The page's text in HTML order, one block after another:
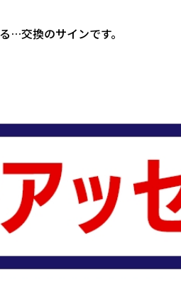
…交換のサインです。